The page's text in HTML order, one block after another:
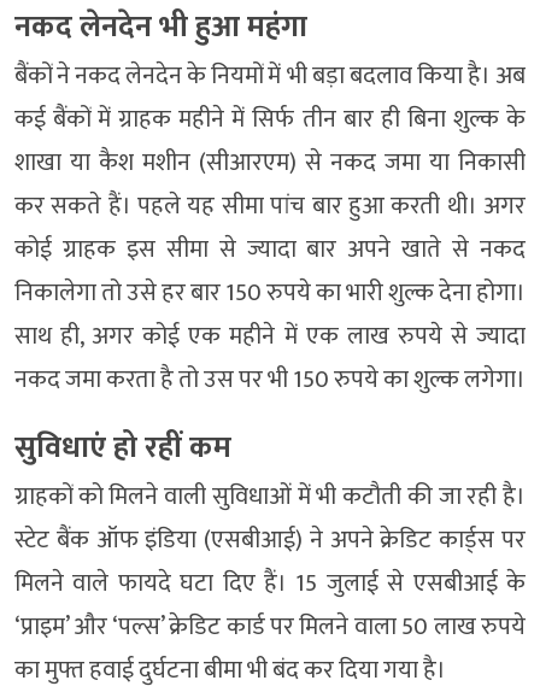
नकद लेनदेन भी हुआ महंगा
बैंकों ने नकद लेनदेन के नियमों में भी बड़ा बदलाव किया है। अब
कई बैंकों में ग्राहक महीने में सिर्फ तीन बार ही बिना शुल्क के
शाखा या कैश मशीन (सीआरएम) से नकद जमा या निकासी
कर सकते हैं। पहले यह सीमा पांच बार हुआ करती थी। अगर
कोई ग्राहक इस सीमा से ज्यादा बार अपने खाते से नकद
निकालेगा तो उसे हर बार 150 रुपये का भारी शुल्क देना होगा।
साथ ही, अगर कोई एक महीने में एक लाख रुपये से ज्यादा
नकद जमा करता है तो उस पर भी 150 रुपये का शुल्क लगेगा।
सुविधाएं हो रहीं कम
ग्राहकों को मिलने वाली सुविधाओं में भी कटौती की जा रही है।
स्टेट बैंक ऑफ इंडिया (एसबीआई) ने अपने क्रेडिट कार्ड्स पर
मिलने वाले फायदे घटा दिए हैं। 15 जुलाई से एसबीआई के
‘प्राइम’ और ‘पल्स’ क्रेडिट कार्ड पर मिलने वाला 50 लाख रुपये
का मुफ्त हवाई दुर्घटना बीमा भी बंद कर दिया गया है।